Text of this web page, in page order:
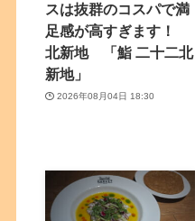
スは抜群のコスパで満
足感が高すぎます！
北新地 「鮨 二十二北
新地」
2026年08月04日 18:30